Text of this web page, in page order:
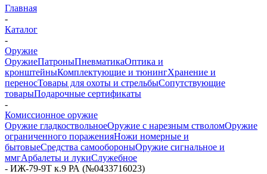
Главная
-
Каталог
-
Оружие
ОружиеПатроныПневматикаОптика и
кронштейныКомплектующие и тюнингХранение и
переносТовары для охоты и стрельбыСопутствующие
товарыПодарочные сертификаты
-
Комиссионное оружие
Оружие гладкоствольноеОружие с нарезным стволомОружие
ограниченного пораженияНожи номерные и
бытовыеСредства самообороныОружие сигнальное и
ммгАрбалеты и лукиСлужебное
- ИЖ-79-9Т к.9 РА (№0433716023)